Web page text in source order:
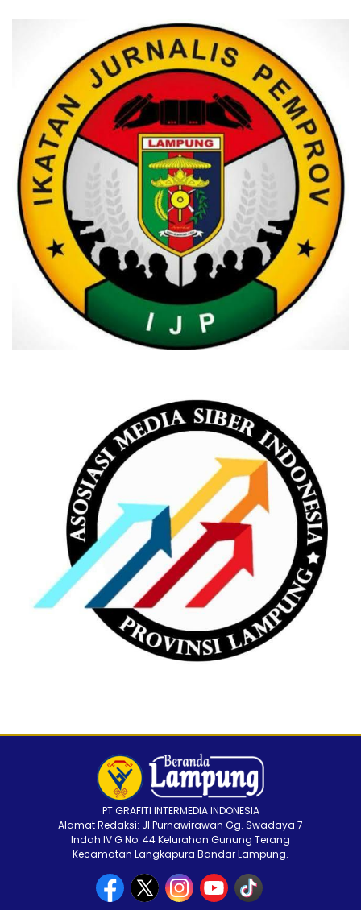
PT GRAFITI INTERMEDIA INDONESIA
Alamat Redaksi: Jl Purnawirawan Gg. Swadaya 7
Indah IV G No. 44 Kelurahan Gunung Terang
Kecamatan Langkapura Bandar Lampung.